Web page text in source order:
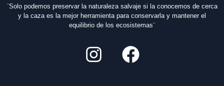
¨Solo podemos preservar la naturaleza salvaje si la conocemos de cerca
y la caza es la mejor herramienta para conservarla y mantener el
equilibrio de los ecosistemas¨